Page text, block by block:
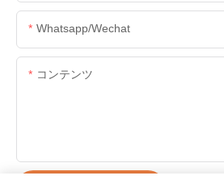
Whatsapp/wechat
コンテンツ